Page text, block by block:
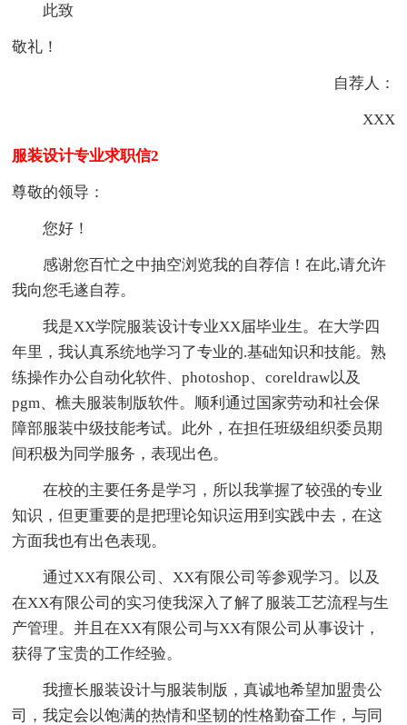
此致
敬礼！
自荐人：
XXX
服装设计专业求职信2
尊敬的领导：
您好！
感谢您百忙之中抽空浏览我的自荐信！在此,请允许
我向您毛遂自荐。
我是XX学院服装设计专业XX届毕业生。在大学四
年里，我认真系统地学习了专业的.基础知识和技能。熟
练操作办公自动化软件、photoshop、coreldraw以及
pgm、樵夫服装制版软件。顺利通过国家劳动和社会保
障部服装中级技能考试。此外，在担任班级组织委员期
间积极为同学服务，表现出色。
在校的主要任务是学习，所以我掌握了较强的专业
知识，但更重要的是把理论知识运用到实践中去，在这
方面我也有出色表现。
通过XX有限公司、XX有限公司等参观学习。以及
在XX有限公司的实习使我深入了解了服装工艺流程与生
产管理。并且在XX有限公司与XX有限公司从事设计，
获得了宝贵的工作经验。
我擅长服装设计与服装制版，真诚地希望加盟贵公
司，我定会以饱满的热情和坚韧的性格勤奋工作，与同